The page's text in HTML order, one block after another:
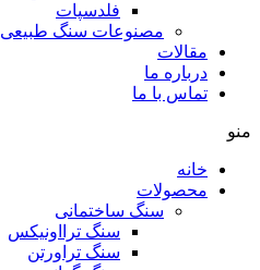
فلدسپات
مصنوعات سنگ طبیعی
مقالات
درباره ما
تماس با ما
منو
خانه
محصولات
سنگ ساختمانی
سنگ ترااونیکس
سنگ تراورتن